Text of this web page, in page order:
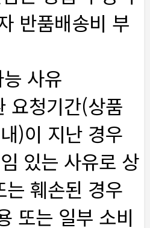
반품배송비 부
사유
요청기간(상품
)이 지난 경우
있는 사유로 상
훼손된 경우
또는 일부 소비